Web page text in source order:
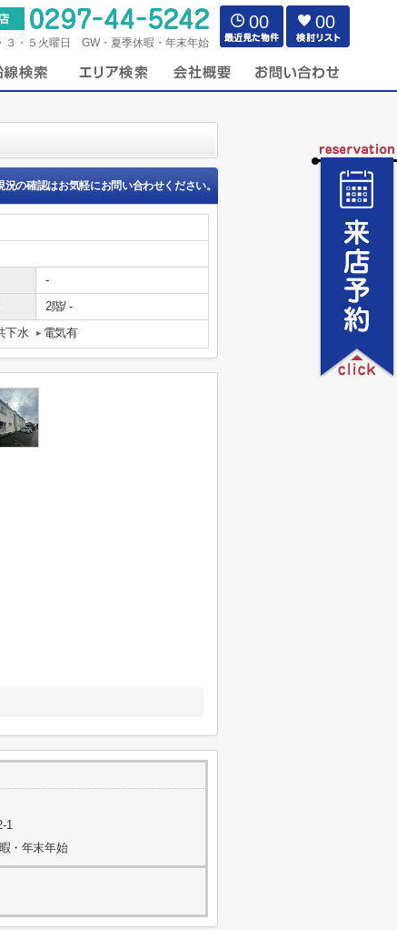
・５火曜日 GW・夏季休暇・年末年始
00 00
況の確認はお気軽にお問い合わせください。
-
2階/ -
下水 電気有
1
・年末年始